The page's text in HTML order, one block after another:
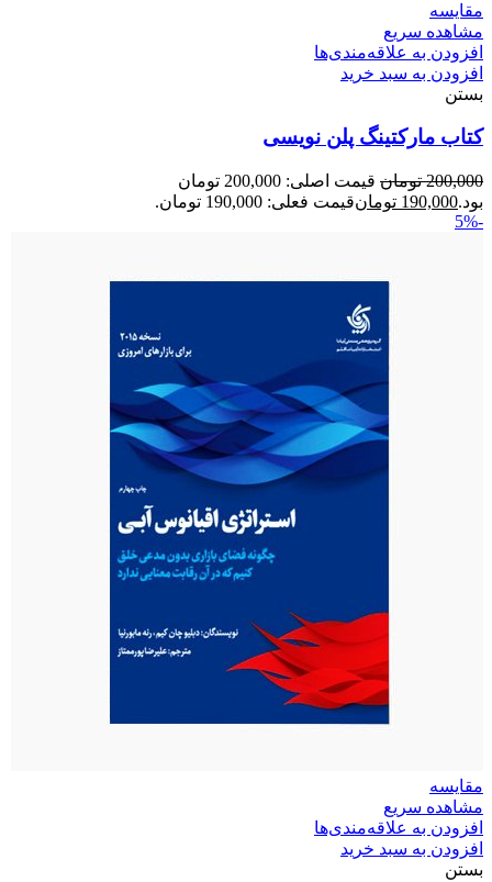
مقایسه
مشاهده سریع
افزودن به علاقه‌مندی‌ها
افزودن به سبد خرید
بستن
کتاب مارکتینگ پلن نویسی
200,000 تومان
قیمت اصلی: 200,000 تومان
بود.190,000 تومانقیمت فعلی: 190,000 تومان.
-5%
مقایسه
مشاهده سریع
افزودن به علاقه‌مندی‌ها
افزودن به سبد خرید
بستن